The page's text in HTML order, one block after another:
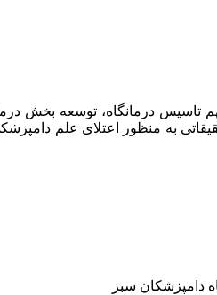
در سال ۱۳۹۷ افتتاح گردید . از اهداف مهم
به منظور اعتلای علم
دامپزشکان سبز